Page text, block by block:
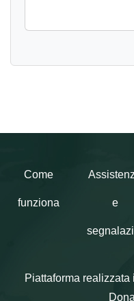
Come
funziona e
Piattaforma